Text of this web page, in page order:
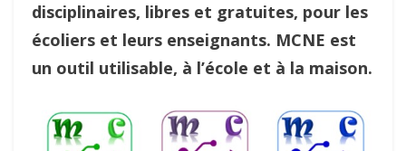
disciplinaires, libres et gratuites, pour les
écoliers et leurs enseignants. MCNE est
un outil utilisable, à l’école et à la maison.